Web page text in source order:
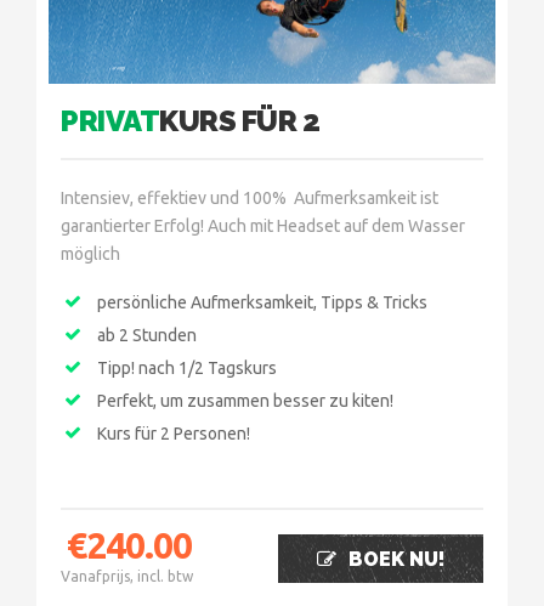
PRIVATKURS FÜR 2
Intensiev, effektiev und 100% Aufmerksamkeit ist
garantierter Erfolg! Auch mit Headset auf dem Wasser
möglich
persönliche Aufmerksamkeit, Tipps & Tricks
ab 2 Stunden
Tipp! nach 1/2 Tagskurs
Perfekt, um zusammen besser zu kiten!
Kurs für 2 Personen!
€240.00
Vanafprijs, incl. btw
BOEK NU!